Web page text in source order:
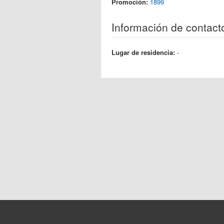
Información de
Lugar de residencia: -